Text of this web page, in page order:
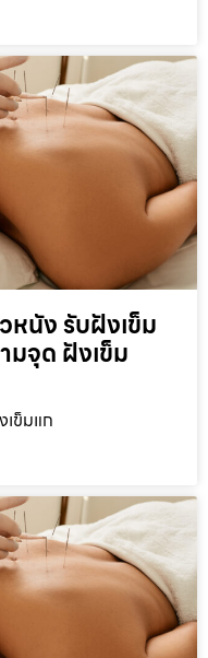
นัง รับฝังเข็ม
มจุด ฝังเข็ม
ข็มแก